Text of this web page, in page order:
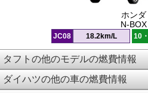
ホンダ
N-BOX
JC08 18.2km/L 10
タフトの他のモデルの燃費情報
ダイハツの他の車の燃費情報